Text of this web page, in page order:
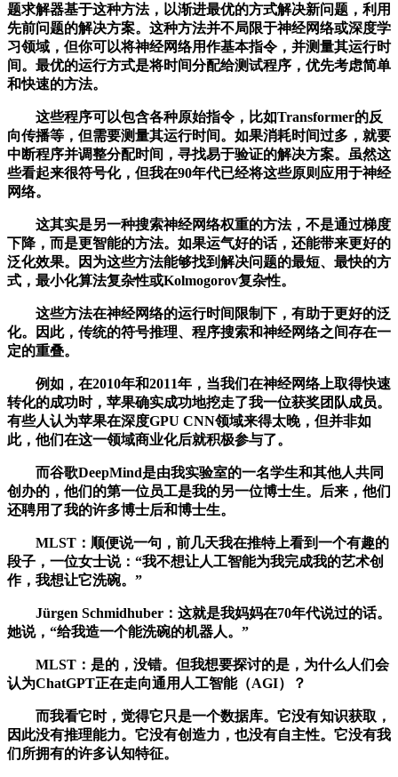
题求解器基于这种方法，以渐进最优的方式解决新问题，利用
先前问题的解决方案。这种方法并不局限于神经网络或深度学
习领域，但你可以将神经网络用作基本指令，并测量其运行时
间。最优的运行方式是将时间分配给测试程序，优先考虑简单
和快速的方法。
这些程序可以包含各种原始指令，比如Transformer的反
向传播等，但需要测量其运行时间。如果消耗时间过多，就要
中断程序并调整分配时间，寻找易于验证的解决方案。虽然这
些看起来很符号化，但我在90年代已经将这些原则应用于神经
网络。
这其实是另一种搜索神经网络权重的方法，不是通过梯度
下降，而是更智能的方法。如果运气好的话，还能带来更好的
泛化效果。因为这些方法能够找到解决问题的最短、最快的方
式，最小化算法复杂性或Kolmogorov复杂性。
这些方法在神经网络的运行时间限制下，有助于更好的泛
化。因此，传统的符号推理、程序搜索和神经网络之间存在一
定的重叠。
例如，在2010年和2011年，当我们在神经网络上取得快速
转化的成功时，苹果确实成功地挖走了我一位获奖团队成员。
有些人认为苹果在深度GPU CNN领域来得太晚，但并非如
此，他们在这一领域商业化后就积极参与了。
而谷歌DeepMind是由我实验室的一名学生和其他人共同
创办的，他们的第一位员工是我的另一位博士生。后来，他们
还聘用了我的许多博士后和博士生。
MLST：顺便说一句，前几天我在推特上看到一个有趣的
段子，一位女士说：“我不想让人工智能为我完成我的艺术创
作，我想让它洗碗。”
Jürgen Schmidhuber：这就是我妈妈在70年代说过的话。
她说，“给我造一个能洗碗的机器人。”
MLST：是的，没错。但我想要探讨的是，为什么人们会
认为ChatGPT正在走向通用人工智能（AGI）？
而我看它时，觉得它只是一个数据库。它没有知识获取，
因此没有推理能力。它没有创造力，也没有自主性。它没有我
们所拥有的许多认知特征。